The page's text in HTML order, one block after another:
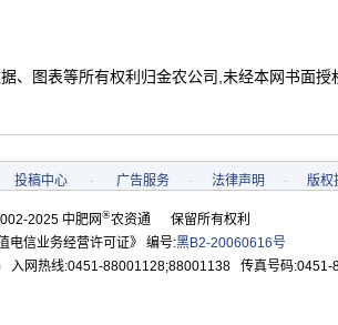
、图表等所有权利归金农公司,未经本网书面
投稿中心 - 广告服务 - 法律声明 - 版权
2025 中肥网®农资通 保留所有权利
电信业务经营许可证》 编号:黑B2-20060616号
入网热线:0451-88001128;88001138 传真号码:0451-